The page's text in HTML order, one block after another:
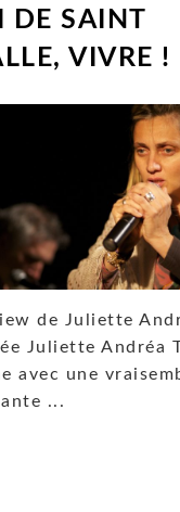
DE SAINT
VIVRE !
de Juliette
Juliette Andréa
avec une
...